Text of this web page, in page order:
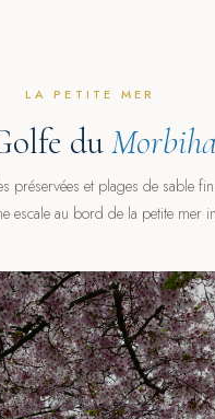
LA PETITE MER
du
préservées et plages de sable
escale au bord de la petite mer